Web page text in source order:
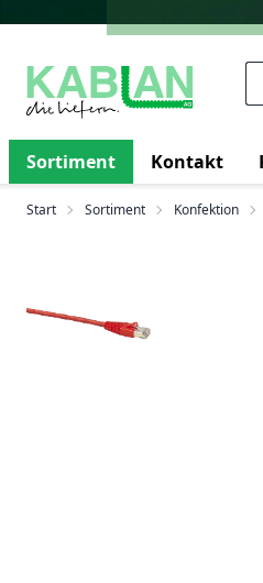
Sortiment Kontakt
Start Sortiment Konfektion